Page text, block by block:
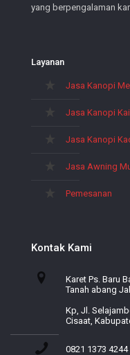
yang berpengalaman
Layanan
Jasa Kanopi
Jasa Kanopi
Jasa Kanopi
Jasa Awning
Pemesanan
Kontak Kami
Karet Ps. Baru
Tanah abang
Kp, Jl.
Cisaat,
0821 1373 4244